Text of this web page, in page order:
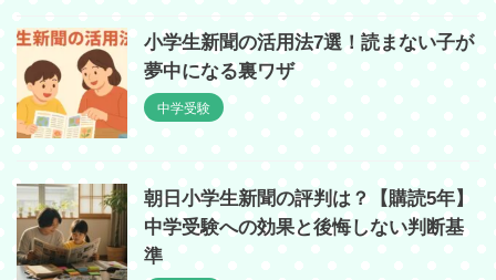
小学生新聞の活用法7選！読まない子が
夢中になる裏ワザ
中学受験
朝日小学生新聞の評判は？【購読5年】
中学受験への効果と後悔しない判断基
準